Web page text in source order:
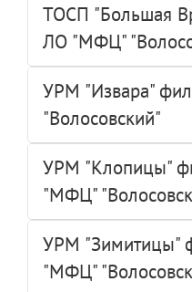
ТОСП "Большая
ЛО "МФЦ"
УРМ "Извара"
"Волосовский"
УРМ "Клопицы"
"МФЦ"
УРМ "Зимитицы"
"МФЦ"